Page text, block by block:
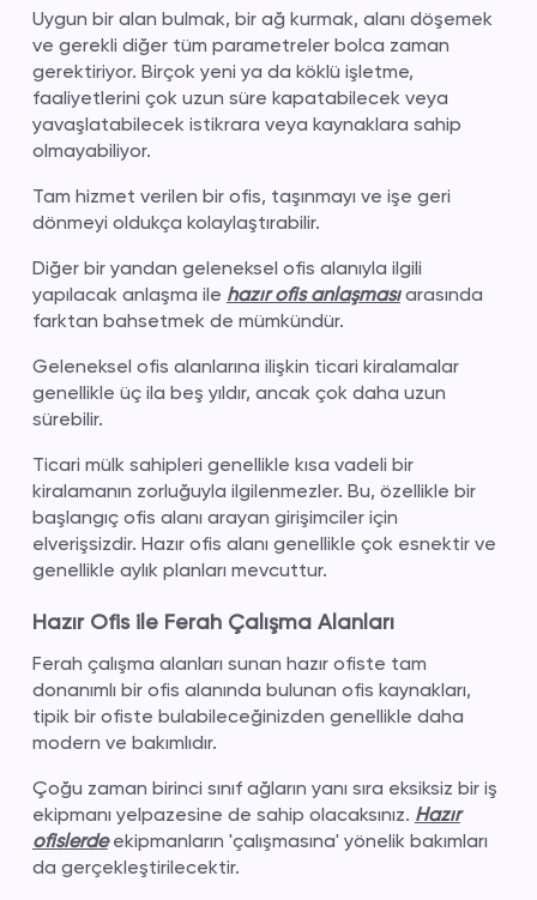
Uygun bir alan bulmak, bir ağ kurmak, alanı döşemek
ve gerekli diğer tüm parametreler bolca zaman
gerektiriyor. Birçok yeni ya da köklü işletme,
faaliyetlerini çok uzun süre kapatabilecek veya
yavaşlatabilecek istikrara veya kaynaklara sahip
olmayabiliyor.
Tam hizmet verilen bir ofis, taşınmayı ve işe geri
dönmeyi oldukça kolaylaştırabilir.
Diğer bir yandan geleneksel ofis alanıyla ilgili
yapılacak anlaşma ile hazır ofis anlaşmasıarasında
farktan bahsetmek de mümkündür.
Geleneksel ofis alanlarına ilişkin ticari kiralamalar
genellikle üç ila beş yıldır, ancak çok daha uzun
sürebilir.
Ticari mülk sahipleri genellikle kısa vadeli bir
kiralamanın zorluğuyla ilgilenmezler. Bu, özellikle bir
başlangıç ​​ofis alanı arayan girişimciler için
elverişsizdir. Hazır ofis alanı genellikle çok esnektir ve
genellikle aylık planları mevcuttur.
Hazır Ofis ile Ferah Çalışma Alanları
Ferah çalışma alanları sunan hazır ofiste tam
donanımlı bir ofis alanında bulunan ofis kaynakları,
tipik bir ofiste bulabileceğinizden genellikle daha
modern ve bakımlıdır.
Çoğu zaman birinci sınıf ağların yanı sıra eksiksiz bir iş
ekipmanı yelpazesine de sahip olacaksınız. Hazır
ofislerdeekipmanların 'çalışmasına' yönelik bakımları
da gerçekleştirilecektir.